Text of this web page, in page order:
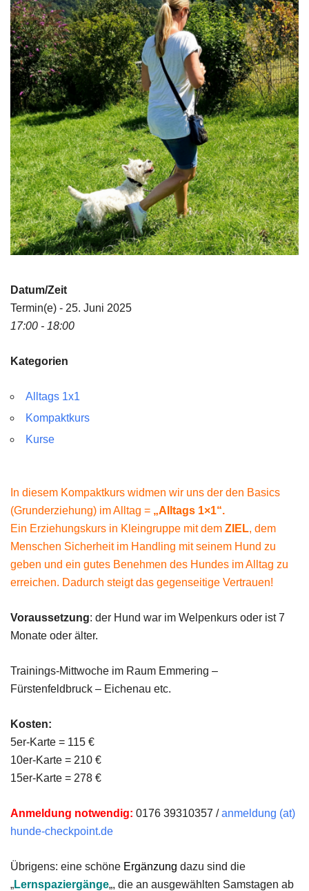
Datum/Zeit
Termin(e) - 25. Juni 2025
17:00 - 18:00
Kategorien
Alltags 1x1
Kompaktkurs
Kurse
In diesem Kompaktkurs widmen wir uns der den Basics
(Grunderziehung) im Alltag = „Alltags 1×1“.
Ein Erziehungskurs in Kleingruppe mit dem ZIEL, dem
Menschen Sicherheit im Handling mit seinem Hund zu
geben und ein gutes Benehmen des Hundes im Alltag zu
erreichen. Dadurch steigt das gegenseitige Vertrauen!
Voraussetzung: der Hund war im Welpenkurs oder ist 7
Monate oder älter.
Trainings-Mittwoche im Raum Emmering –
Fürstenfeldbruck – Eichenau etc.
Kosten:
5er-Karte = 115 €
10er-Karte = 210 €
15er-Karte = 278 €
Anmeldung notwendig: 0176 39310357 /anmeldung (at)
hunde-checkpoint.de
Übrigens: eine schöne Ergänzung dazu sind die
„Lernspaziergänge„, die an ausgewählten Samstagen ab